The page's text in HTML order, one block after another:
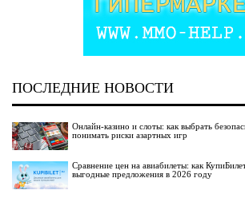
ПОСЛЕДНИЕ НОВОСТИ
Онлайн-казино и слоты: как выбрать
понимать риски азартных игр
Сравнение цен на авиабилеты: как
выгодные предложения в 2026 году